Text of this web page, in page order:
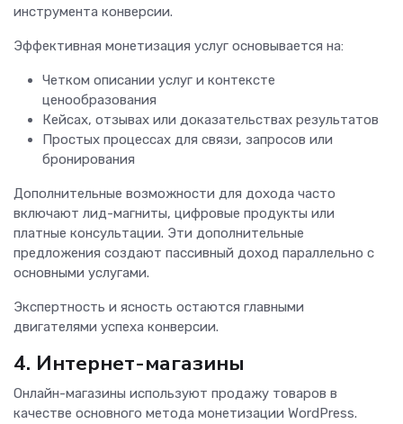
инструмента конверсии.
Эффективная монетизация услуг основывается на:
Четком описании услуг и контексте
ценообразования
Кейсах, отзывах или доказательствах результатов
Простых процессах для связи, запросов или
бронирования
Дополнительные возможности для дохода часто
включают лид-магниты, цифровые продукты или
платные консультации. Эти дополнительные
предложения создают пассивный доход параллельно с
основными услугами.
Экспертность и ясность остаются главными
двигателями успеха конверсии.
4. Интернет-магазины
Онлайн-магазины используют продажу товаров в
качестве основного метода монетизации WordPress.